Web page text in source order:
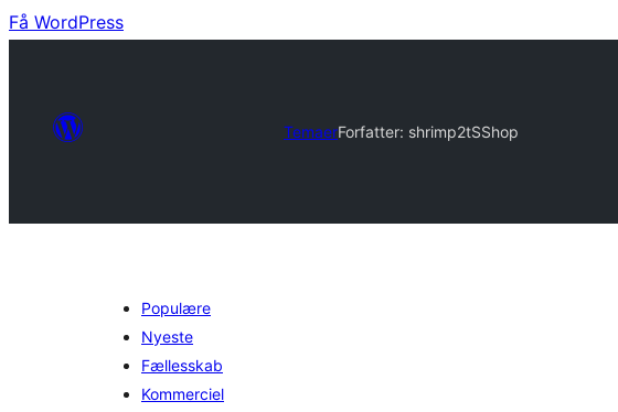
Få WordPress
TemaerForfatter: shrimp2tSShop
Populære
Nyeste
Fællesskab
Kommerciel